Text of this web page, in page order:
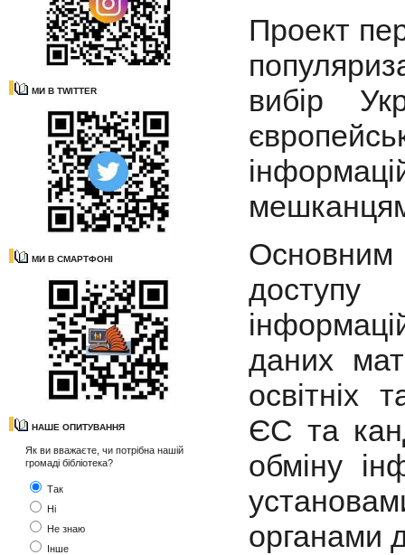
МИ В TWITTER
МИ В СМАРТФОНІ
НАШЕ ОПИТУВАННЯ
Як ви вважаєте, чи потрібна нашій
громаді бібліотека?
Так
Ні
Не знаю
Інше
Проект
вибір
даних
освітніх
ЄС та
обміну
органами